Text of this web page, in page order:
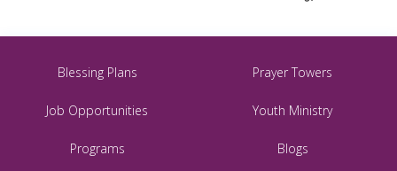
Blessing Plans Prayer Towers
Job Opportunities Youth Ministry
Programs Blogs